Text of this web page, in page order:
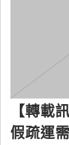
【轉載
假疏運